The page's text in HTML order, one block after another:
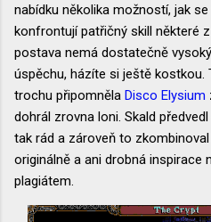
nabídku několika možností, jak
konfrontují patřičný skill některé
postava nemá dostatečně
úspěchu, házíte si ještě kostkou.
trochu připomněla Disco Elysium
dohrál zrovna loni. Skald
tak rád a zároveň to
originálně a ani drobná inspirace
plagiátem.